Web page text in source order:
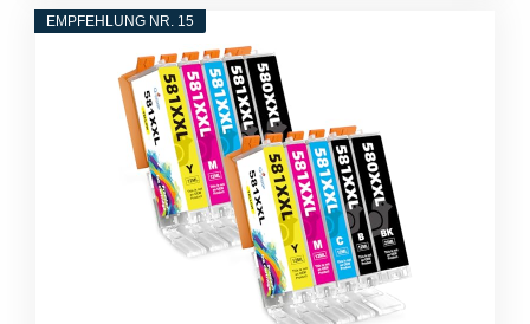
EMPFEHLUNG NR. 15